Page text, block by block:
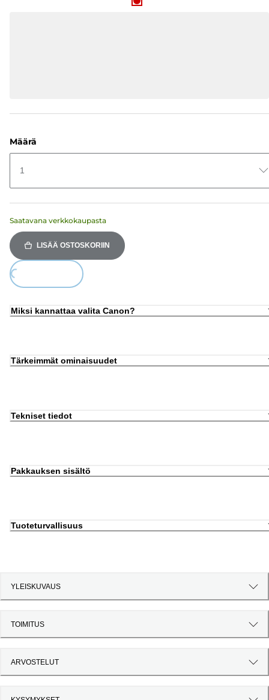
Määrä
1
Saatavana verkkokaupasta
LISÄÄ OSTOSKORIIN
Miksi kannattaa valita Canon?
Tärkeimmät ominaisuudet
Tekniset tiedot
Pakkauksen sisältö
Tuoteturvallisuus
YLEISKUVAUS
TOIMITUS
ARVOSTELUT